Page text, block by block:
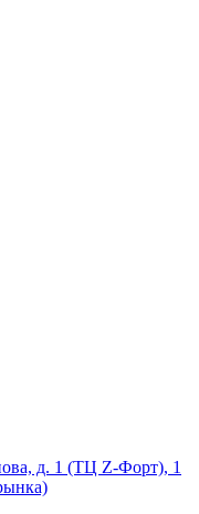
д. 1 (ТЦ Z-Форт), 1